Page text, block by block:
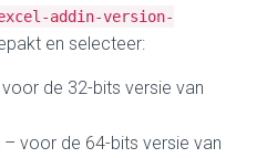
addin-version-
en selecteer:
de 32-bits versie van
– voor de 64-bits versie van